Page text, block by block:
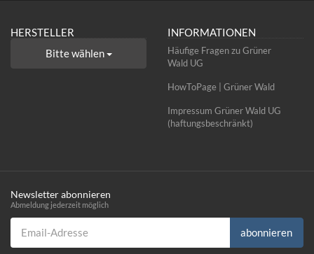
HERSTELLER
Bitte wählen
INFORMATIONEN
Häufige Fragen zu Grüner
Wald UG
HowToPage | Grüner Wald
Impressum Grüner Wald UG
(haftungsbeschränkt)
Newsletter abonnieren
Abmeldung jederzeit möglich
Email-Adresse
abonnieren